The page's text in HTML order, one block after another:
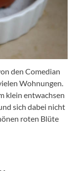
den Comedian
Wohnungen.
klein entwachsen
sich dabei nicht
roten Blüte